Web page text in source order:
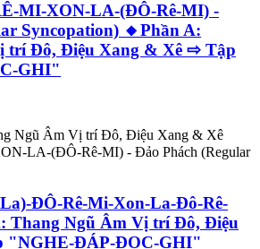
MI-XON-LA-(ĐÔ-Rê-MI) -
Syncopation) 🔸Phần A:
trí Đô, Điệu Xang & Xê ⇨ Tập
GHI"
Ngũ Âm Vị trí Đô, Điệu Xang & Xê
LA-(ĐÔ-Rê-MI) - Đảo Phách (Regular
ĐÔ-Rê-Mi-Xon-La-Đô-Rê-
Thang Ngũ Âm Vị trí Đô, Điệu
"NGHE-ĐÁP-ĐỌC-GHI"